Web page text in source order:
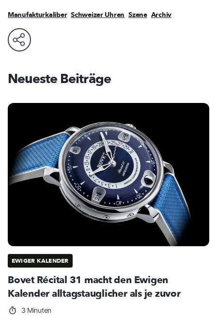
Manufakturkaliber Schweizer Uhren Szene Archiv
Neueste Beiträge
EWIGER KALENDER
Bovet Récital 31 macht den Ewigen
Kalender alltagstauglicher als je zuvor
3 Minuten